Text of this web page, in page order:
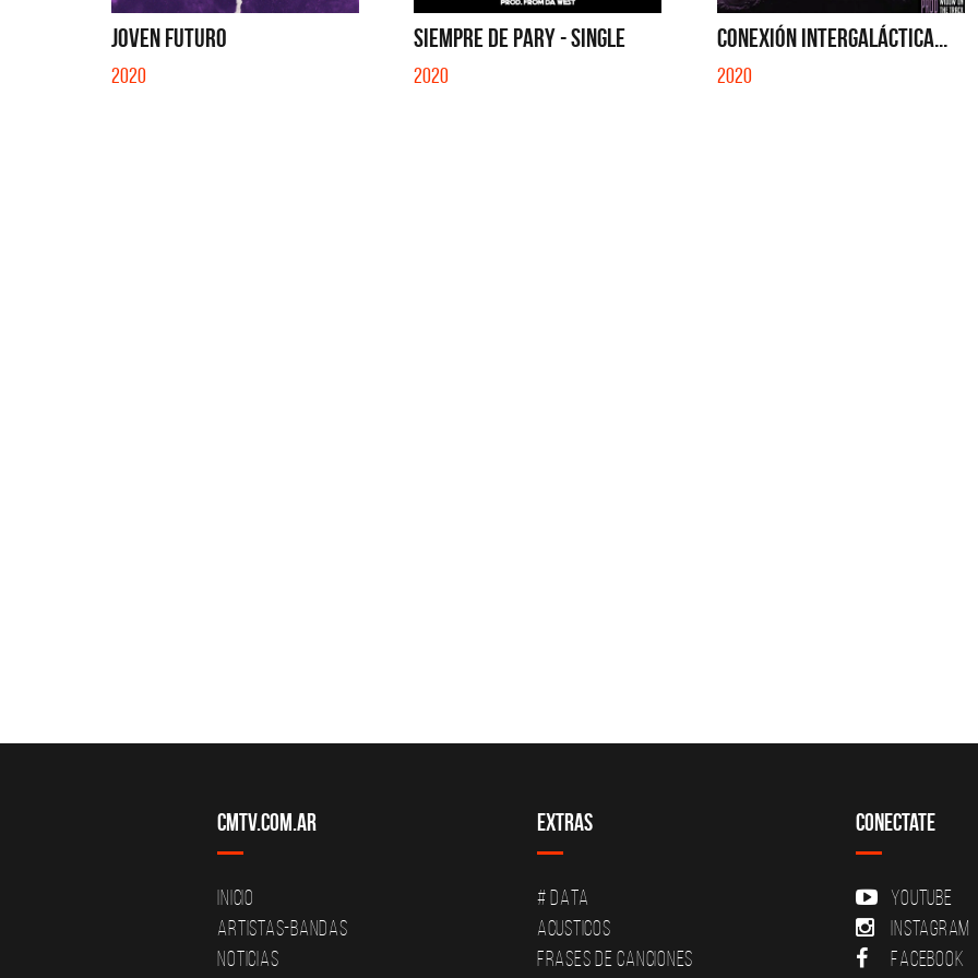
JOVEN FUTURO
2020
SIEMPRE DE PARY - SINGLE
2020
CONEXIÓN INTERGALÁCTICA...
2020
SI NO ES CON VOS - SINGLE
CMTV.com.ar
Inicio
Artistas-Bandas
Noticias
Extras
# DATA
Acusticos
Frases de canciones
Conectate
YouTube
Instagram
Facebook